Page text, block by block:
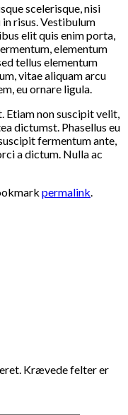
scelerisque, nisi
risus. Vestibulum
elit quis enim porta,
elementum
tellus elementum
vitae aliquam arcu
eu ornare ligula.
Etiam non suscipit velit,
dictumst. Phasellus eu
fermentum ante,
a dictum. Nulla ac
permalink.
Krævede felter er